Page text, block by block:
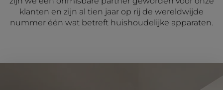
klanten en zijn al tien jaar op rij de wereldwijde
nummer één wat betreft huishoudelijke apparaten.